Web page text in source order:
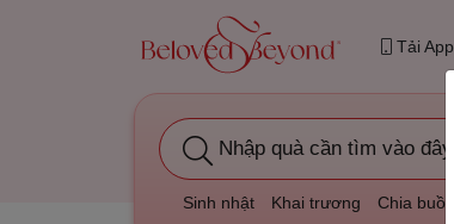
Tải App
Nhập quà cần tìm vào đây
Sinh nhật Khai trương Chia buồn